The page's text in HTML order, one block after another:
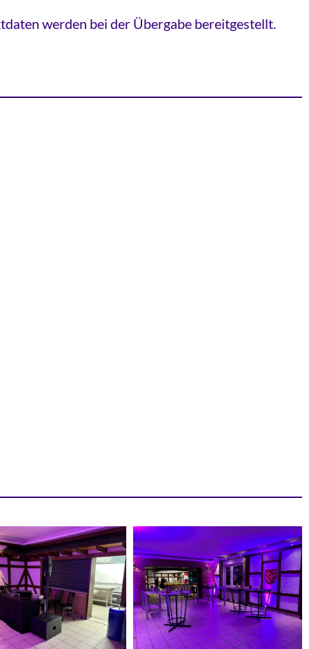
werden bei der Übergabe bereitgestellt.